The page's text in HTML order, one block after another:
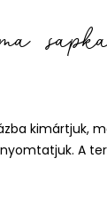
kimártjuk,
A